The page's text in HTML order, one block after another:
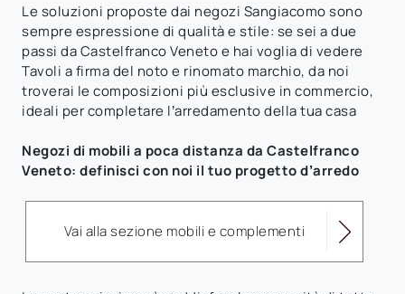
Le soluzioni proposte dai negozi Sangiacomo sono
sempre espressione di qualità e stile: se sei a due
passi da Castelfranco Veneto e hai voglia di vedere
Tavoli a firma del noto e rinomato marchio, da noi
troverai le composizioni più esclusive in commercio,
ideali per completare l’arredamento della tua casa
Negozi di mobili a poca distanza da Castelfranco
Veneto: definisci con noi il tuo progetto d’arredo
Vai alla sezione mobili e complementi